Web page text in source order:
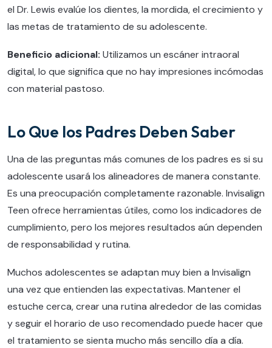
el Dr. Lewis evalúe los dientes, la mordida, el crecimiento y
las metas de tratamiento de su adolescente.
Beneficio adicional: Utilizamos un escáner intraoral
digital, lo que significa que no hay impresiones incómodas
con material pastoso.
Lo Que los Padres Deben Saber
Una de las preguntas más comunes de los padres es si su
adolescente usará los alineadores de manera constante.
Es una preocupación completamente razonable. Invisalign
Teen ofrece herramientas útiles, como los indicadores de
cumplimiento, pero los mejores resultados aún dependen
de responsabilidad y rutina.
Muchos adolescentes se adaptan muy bien a Invisalign
una vez que entienden las expectativas. Mantener el
estuche cerca, crear una rutina alrededor de las comidas
y seguir el horario de uso recomendado puede hacer que
el tratamiento se sienta mucho más sencillo día a día.